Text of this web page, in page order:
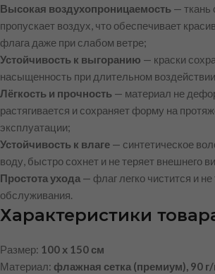
Высокая воздухопроницаемость — ткань
пропускает воздух, что обеспечивает
флага даже при слабом ветре;
Устойчивость к выгоранию — краски
насыщенность при длительном
Лёгкость и прочность — материал не
растягивается и сохраняет форму на
эксплуатации;
Устойчивость к влаге — синтетическое
воду, быстро сохнет и не теряет внешнего
Простота ухода — флаг легко чистится и
обслуживания.
Характеристики
Размер: 100 х 150 см
Материал: флажная сетка (премиум), 90 г/